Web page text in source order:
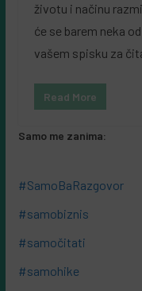
životu i načinu
će se barem neka
vašem spisku za
Read More
Samo me zanima:
#SamoBaRazgovor
#samobiznis
#samočitati
#samohike